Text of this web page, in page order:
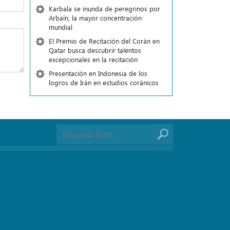
Karbala se inunda de peregrinos por
Arbaín, la mayor concentración
mundial
El Premio de Recitación del Corán en
Qatar busca descubrir talentos
excepcionales en la recitación
Presentación en Indonesia de los
logros de Irán en estudios coránicos